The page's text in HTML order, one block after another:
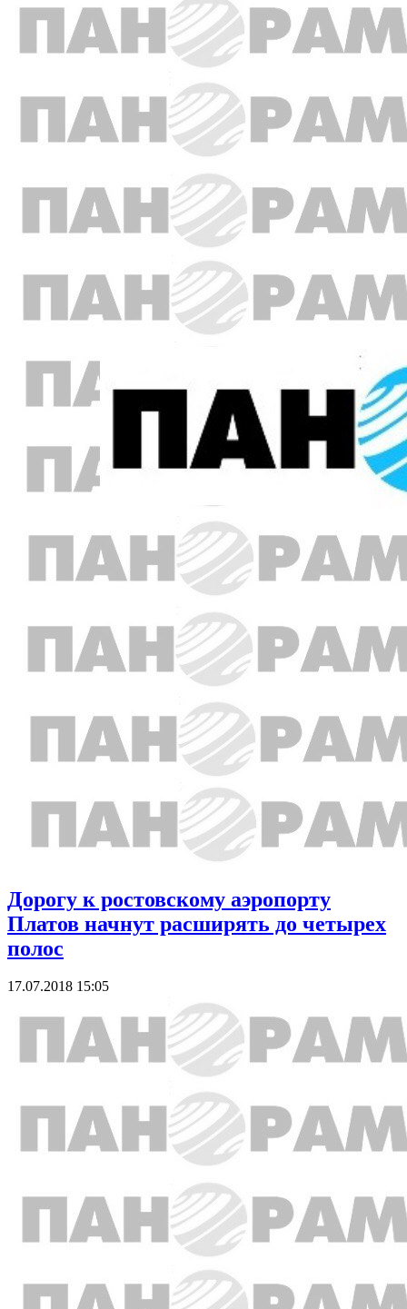
Дорогу к ростовскому аэропорту
Платов начнут расширять до четырех
полос
17.07.2018 15:05